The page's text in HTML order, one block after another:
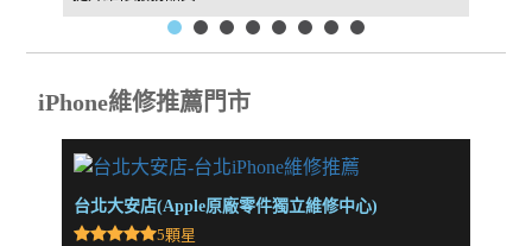
iPhone維修推薦門市
台北大安店(Apple原廠零件獨立維修中心)
5顆星